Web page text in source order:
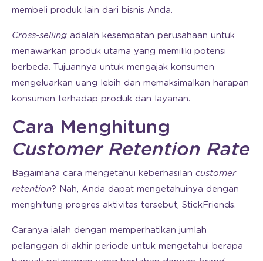
membeli produk lain dari bisnis Anda.
Cross-selling adalah kesempatan perusahaan untuk
menawarkan produk utama yang memiliki potensi
berbeda. Tujuannya untuk mengajak konsumen
mengeluarkan uang lebih dan memaksimalkan harapan
konsumen terhadap produk dan layanan.
Cara Menghitung
Customer Retention Rate
Bagaimana cara mengetahui keberhasilan customer
retention? Nah, Anda dapat mengetahuinya dengan
menghitung progres aktivitas tersebut, StickFriends.
Caranya ialah dengan memperhatikan jumlah
pelanggan di akhir periode untuk mengetahui berapa